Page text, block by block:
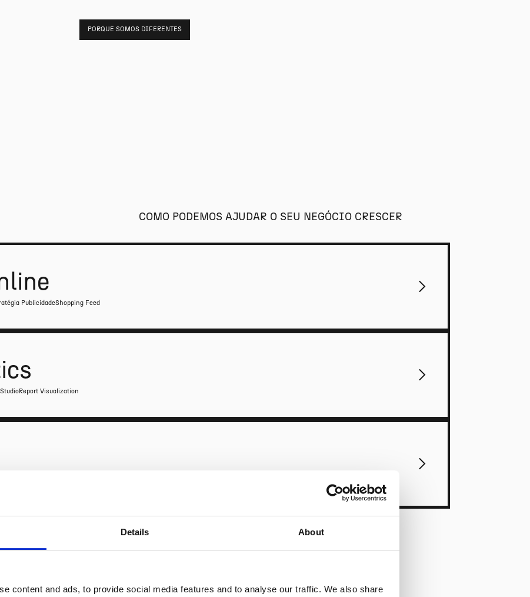
Details About
content and ads, to provide social media features and to analyse our traffic. We also share
PORQUE SOMOS DIFERENTES
COMO PODEMOS AJUDAR O SEU NEGÓCIO CRESCER
PublicidadeShopping Feed
Report Visualization